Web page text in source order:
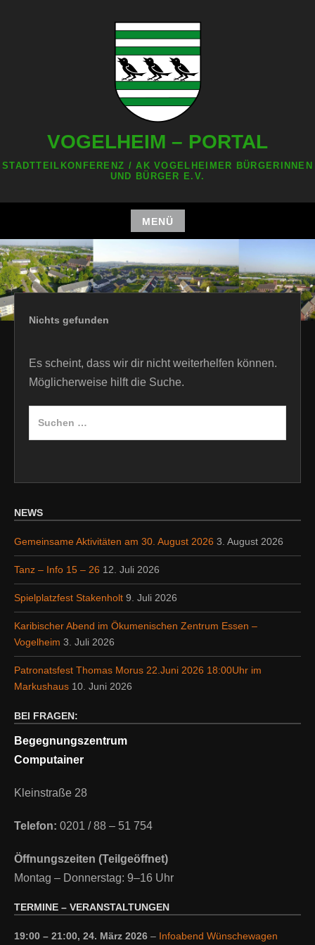
VOGELHEIM – PORTAL
STADTTEILKONFERENZ / AK VOGELHEIMER BÜRGERINNEN
UND BÜRGER E.V.
MENÜ
Zum
Inhalt
springen
Nichts gefunden
Es scheint, dass wir dir nicht weiterhelfen können.
Möglicherweise hilft die Suche.
NEWS
Gemeinsame Aktivitäten am 30. August 2026 3. August 2026
Tanz – Info 15 – 26 12. Juli 2026
Spielplatzfest Stakenholt 9. Juli 2026
Karibischer Abend im Ökumenischen Zentrum Essen –
Vogelheim 3. Juli 2026
Patronatsfest Thomas Morus 22.Juni 2026 18:00Uhr im
Markushaus 10. Juni 2026
BEI FRAGEN:
Begegnungszentrum
Computainer
Kleinstraße 28
Telefon: 0201 / 88 – 51 754
Öffnungszeiten (Teilgeöffnet)
Montag – Donnerstag: 9–16 Uhr
TERMINE – VERANSTALTUNGEN
19:00 – 21:00, 24. März 2026 – Infoabend Wünschewagen